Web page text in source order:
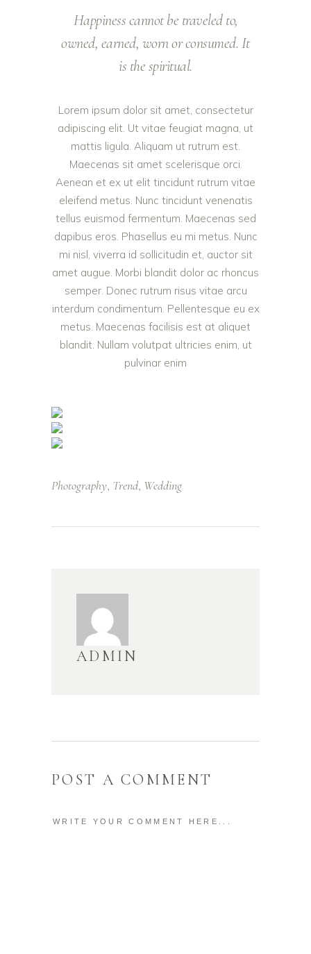
Happiness cannot be traveled to,
owned, earned, worn or consumed. It
is the spiritual.
Lorem ipsum dolor sit amet, consectetur
adipiscing elit. Ut vitae feugiat magna, ut
mattis ligula. Aliquam ut rutrum est.
Maecenas sit amet scelerisque orci.
Aenean et ex ut elit tincidunt rutrum vitae
eleifend metus. Nunc tincidunt venenatis
tellus euismod fermentum. Maecenas sed
dapibus eros. Phasellus eu mi metus. Nunc
mi nisl, viverra id sollicitudin et, auctor sit
amet augue. Morbi blandit dolor ac rhoncus
semper. Donec rutrum risus vitae arcu
interdum condimentum. Pellentesque eu ex
metus. Maecenas facilisis est at aliquet
blandit. Nullam volutpat ultricies enim, ut
pulvinar enim
Photography, Trend, Wedding
ADMIN
POST A COMMENT